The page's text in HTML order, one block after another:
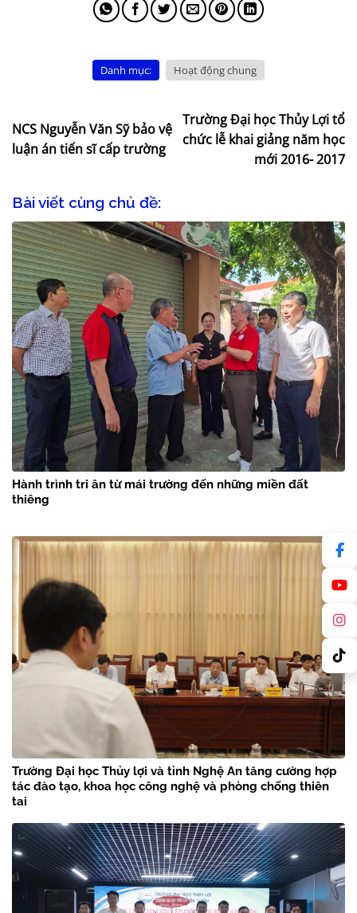
Danh mục: Hoạt động chung
NCS Nguyễn Văn Sỹ bảo vệ
luận án tiến sĩ cấp trường
Trường Đại học Thủy Lợi tổ
chức lễ khai giảng năm học
mới 2016- 2017
Bài viết cùng chủ đề:
Hành trình tri ân từ mái trường đến những miền đất
thiêng
Trường Đại học Thủy lợi và tỉnh Nghệ An tăng cường hợp
tác đào tạo, khoa học công nghệ và phòng chống thiên
tai